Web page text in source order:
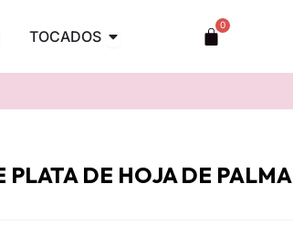
ANILLOS
TOCADOS Abrir TOCADOS 0
Carrito
PLATA DE HOJA DE PALMA